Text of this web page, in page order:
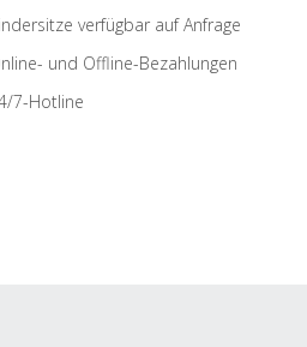
verfügbar auf Anfrage
und Offline-Bezahlungen
7-Hotline